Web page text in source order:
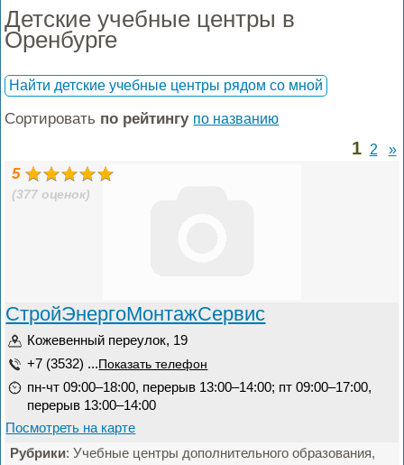
Детские учебные центры в
Оренбурге
Найти детские учебные центры рядом со мной
Сортировать по рейтингу по названию
1 2 »
5
(377 оценок)
СтройЭнергоМонтажСервис
Кожевенный переулок, 19
+7 (3532) ... Показать телефон
пн-чт 09:00–18:00, перерыв 13:00–14:00; пт 09:00–17:00,
перерыв 13:00–14:00
Посмотреть на карте
Рубрики: Учебные центры дополнительного образования,